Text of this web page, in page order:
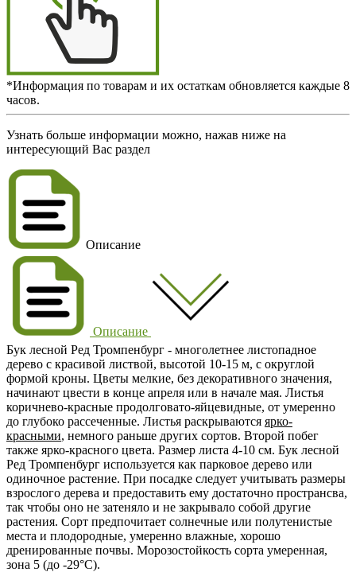
*Информация по товарам и их остаткам обновляется каждые 8
часов.
Узнать больше информации можно, нажав ниже на
интересующий Вас раздел
Описание
Описание
Бук лесной Ред Тромпенбург - многолетнее листопадное
дерево с красивой листвой, высотой 10-15 м, с округлой
формой кроны. Цветы мелкие, без декоративного значения,
начинают цвести в конце апреля или в начале мая. Листья
коричнево-красные продолговато-яйцевидные, от умеренно
до глубоко рассеченные. Листья раскрываются ярко-
красными, немного раньше других сортов. Второй побег
также ярко-красного цвета. Размер листа 4-10 см. Бук лесной
Ред Тромпенбург используется как парковое дерево или
одиночное растение. При посадке следует учитывать размеры
взрослого дерева и предоставить ему достаточно пространсва,
так чтобы оно не затеняло и не закрывало собой другие
растения. Сорт предпочитает солнечные или полутенистые
места и плодородные, умеренно влажные, хорошо
дренированные почвы. Морозостойкость сорта умеренная,
зона 5 (до -29°C).